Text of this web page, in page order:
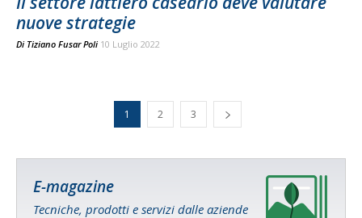
nuove strategie
Di Tiziano Fusar Poli 10 Luglio 2022
1 2 3
E-magazine
Tecniche, prodotti e servizi dalle aziende